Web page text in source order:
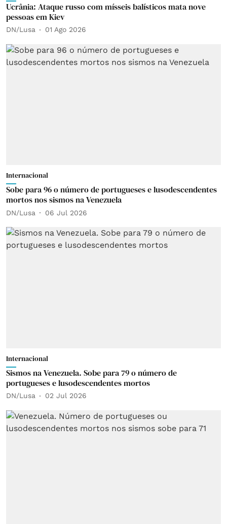
Ucrânia: Ataque russo com mísseis balísticos mata nove
pessoas em Kiev
DN/Lusa 01 Ago 2026
Internacional
Sobe para 96 o número de portugueses e lusodescendentes
mortos nos sismos na Venezuela
DN/Lusa 06 Jul 2026
Internacional
Sismos na Venezuela. Sobe para 79 o número de
portugueses e lusodescendentes mortos
DN/Lusa 02 Jul 2026